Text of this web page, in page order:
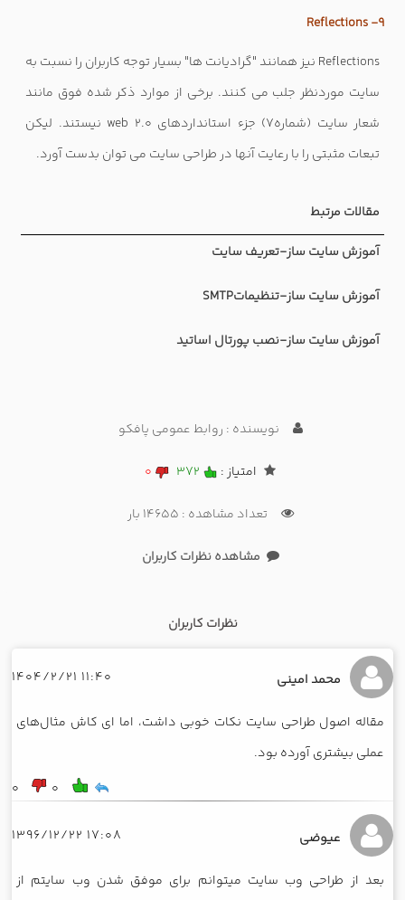
9- Reflections
Reflections نیز همانند "گرادیانت ها" بسیار توجه کاربران را نسبت به
سایت موردنظر جلب می کنند. برخی از موارد ذکر شده فوق مانند
شعار سایت (شماره7) جزء استانداردهای web 2.0 نیستند. لیکن
تبعات مثبتی را با رعایت آنها در طراحی سایت می توان بدست آورد.
مقالات مرتبط
آموزش سایت ساز-تعریف سایت
آموزش سایت ساز-تنظیماتSMTP
آموزش سایت ساز-نصب پورتال اساتید
نویسنده : روابط عمومی پافکو
امتیاز : 372
0
تعداد مشاهده : 14655 بار
مشاهده نظرات کاربران
نظرات کاربران
محمد امینی 11:40 1404/2/21
مقاله اصول طراحی سایت نکات خوبی داشت، اما ای کاش مثال‌های
عملی بیشتری آورده بود.
0
0
عیوضی 17:08 1396/12/22
بعد از طراحی وب سایت میتوانم برای موفق شدن وب سایتم از